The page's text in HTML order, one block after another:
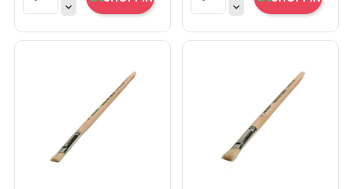

